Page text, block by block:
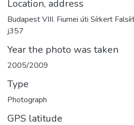
Location, address
Budapest VIII. Fiumei úti Sírkert
j357
Year the photo was taken
2005/2009
Type
Photograph
GPS latitude